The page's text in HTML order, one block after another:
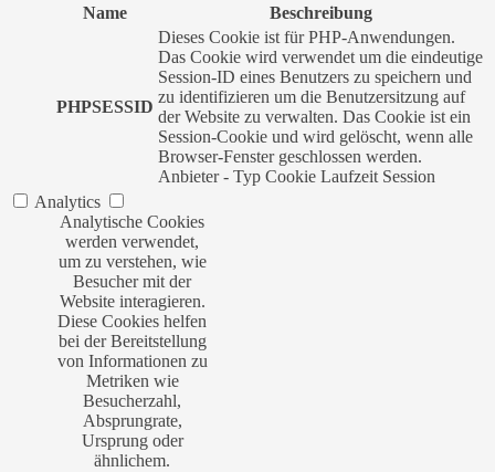
Name
Beschreibung
PHPSESSID
Dieses Cookie ist für PHP-Anwendungen.
Das Cookie wird verwendet um die eindeutige
Session-ID eines Benutzers zu speichern und
zu identifizieren um die Benutzersitzung auf
der Website zu verwalten. Das Cookie ist ein
Session-Cookie und wird gelöscht, wenn alle
Browser-Fenster geschlossen werden.
Anbieter - Typ Cookie Laufzeit Session
Analytics
Analytische Cookies
werden verwendet,
um zu verstehen, wie
Besucher mit der
Website interagieren.
Diese Cookies helfen
bei der Bereitstellung
von Informationen zu
Metriken wie
Besucherzahl,
Absprungrate,
Ursprung oder
ähnlichem.